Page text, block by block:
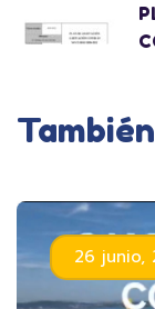
26 junio,